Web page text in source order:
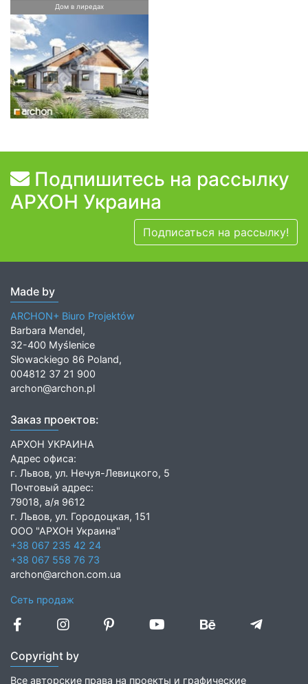
Дом в лиредах
Подпишитесь на рассылку
АРХОН Украина
Подписаться на рассылку!
Made by
ARCHON+ Biuro Projektów
Barbara Mendel,
32-400 Myślenice
Słowackiego 86 Poland,
004812 37 21 900
archon@archon.pl
Заказ проектов:
АРХОН УКРАИНА
Адрес офиса:
г. Львов, ул. Нечуя-Левицкого, 5
Почтовый адрес:
79018, а/я 9612
г. Львов, ул. Городоцкая, 151
ООО "АРХОН Украина"
+38 067 235 42 24
+38 067 558 76 73
archon@archon.com.ua
Сеть продаж
Copyright by
Все авторские права на проекты и графические